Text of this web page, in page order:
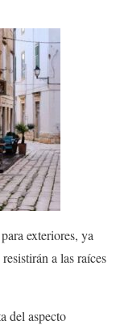
exteriores, ya
a las raíces
del aspecto